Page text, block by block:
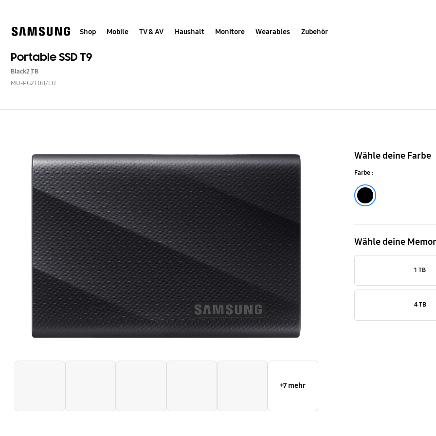
help
Shop Mobile TV & AV Haushalt Monitore Wearables Zubehör
Portable SSD T9
Black2 TB
MU-PG2T0B/EU
T9
+7 mehr
Wähle deine Farbe
Farbe :
Wähle deine
1 TB
4 TB